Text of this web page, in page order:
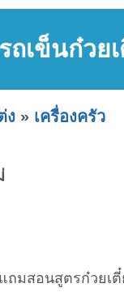
ถเข็นก๋วย
ง » เครื่องครัว
มสอนสูตรก๋วยเ